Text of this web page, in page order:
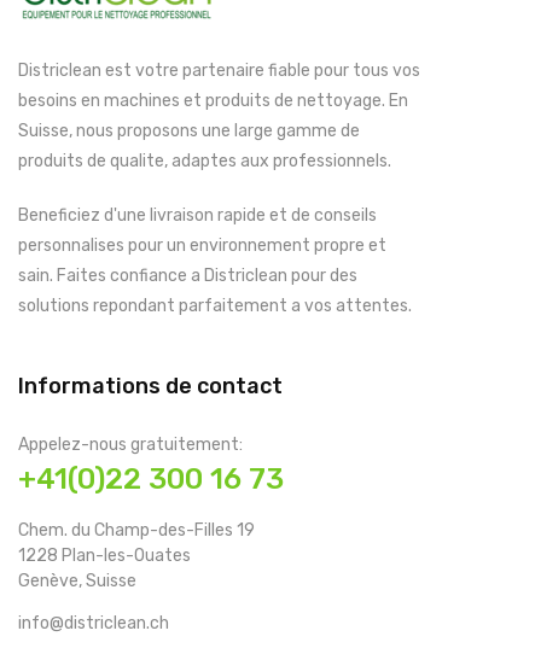
Districlean est votre partenaire fiable pour tous vos
besoins en machines et produits de nettoyage. En
Suisse, nous proposons une large gamme de
produits de qualite, adaptes aux professionnels.
Beneficiez d'une livraison rapide et de conseils
personnalises pour un environnement propre et
sain. Faites confiance a Districlean pour des
solutions repondant parfaitement a vos attentes.
Informations de contact
Appelez-nous gratuitement:
+41(0)22 300 16 73
Chem. du Champ-des-Filles 19
1228 Plan-les-Ouates
Genève, Suisse
info@districlean.ch